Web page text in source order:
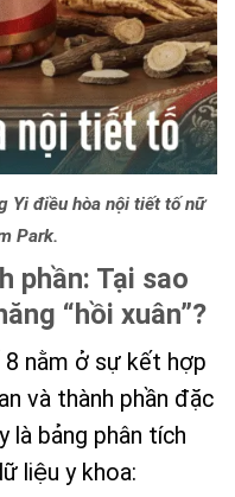
Yi điều hòa nội tiết tố nữ
Park.
phần: Tại sao
“hồi xuân”?
8 nằm ở sự kết hợp
và thành phần đặc
là bảng phân tích
liệu y khoa: